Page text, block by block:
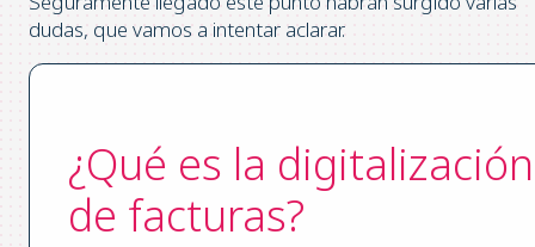
dudas, que vamos a intentar aclarar.
¿Qué es la digitalización
de facturas?